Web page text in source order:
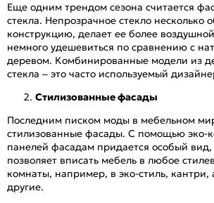
Еще одним трендом сезона считается
стекла. Непрозрачное стекло несколько
конструкцию, делает ее более
немного удешевиться по сравнению с
деревом. Комбинированные модели из
стекла – это часто используемый
Стилизованные фасады
Последним писком моды в мебельном
стилизованные фасады. С помощью эко-
панелей фасадам придается особый
позволяет вписать мебель в любое
комнаты, например, в эко-стиль, кантри,
другие.